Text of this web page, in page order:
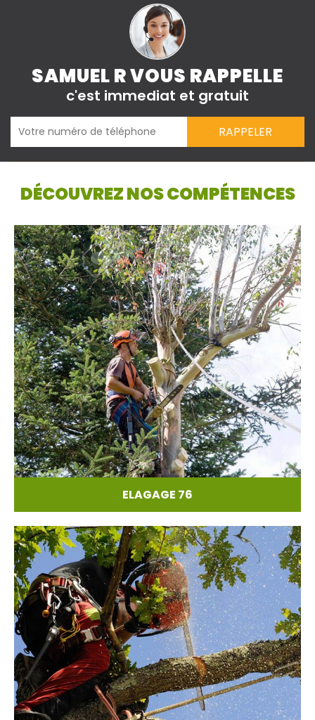
SAMUEL R VOUS RAPPELLE
c'est immediat et gratuit
DÉCOUVREZ NOS COMPÉTENCES
ELAGAGE 76